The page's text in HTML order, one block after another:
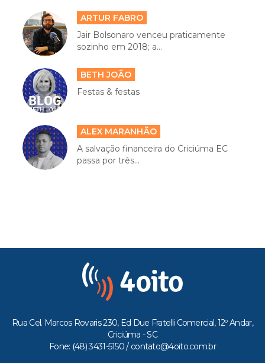
ARTUR FABRO
Jair Bolsonaro venceu praticamente
sozinho em 2018; a...
BETH JOÃO
Festas & festas
ALEX MARANHÃO
A salvação financeira do Criciúma EC
passa por três...
Rua Cel. Marcos Rovaris 230, Ed Due Fratelli Comercial, 12º Andar,
Criciúma - SC
Fone: (48) 3431-5150 / contato@4oito.com.br